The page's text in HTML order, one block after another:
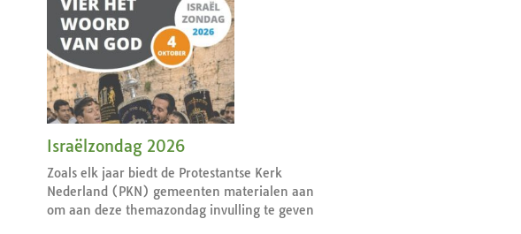
Israëlzondag 2026
Zoals elk jaar biedt de Protestantse Kerk
Nederland (PKN) gemeenten materialen aan
om aan deze themazondag invulling te geven